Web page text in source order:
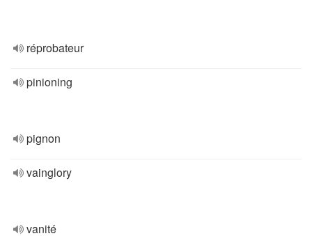
réprobateur
pinioning
pignon
vainglory
vanité